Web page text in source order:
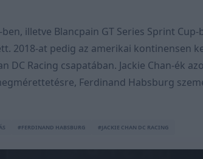
illetve Blancpain GT Series Sprint Cup-
2018-at pedig az amerikai kontinensen
DC Racing csapatában. Jackie Chan-ék
Ferdinand Habsburg
#FERDINAND HABSBURG #JACKIE CHAN DC RACING